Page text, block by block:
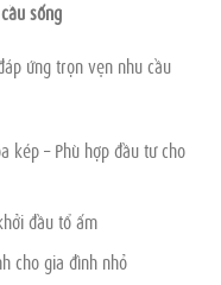
sống
ứng trọn vẹn nhu cầu
kép – Phù hợp đầu tư cho
đầu tổ ấm
cho gia đình nhỏ